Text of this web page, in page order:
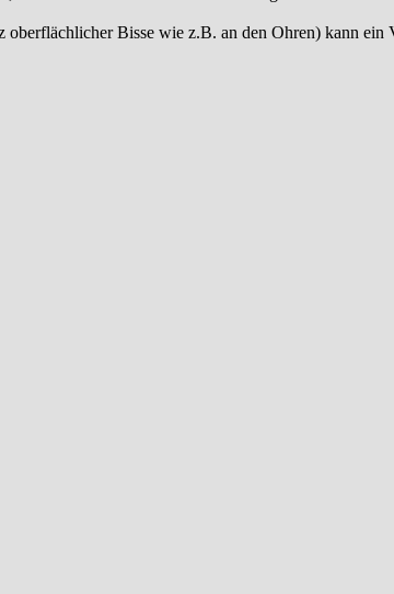
Bisse wie z.B. an den Ohren) kann ein